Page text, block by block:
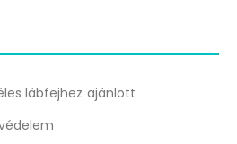
lábfejhez ajánlott